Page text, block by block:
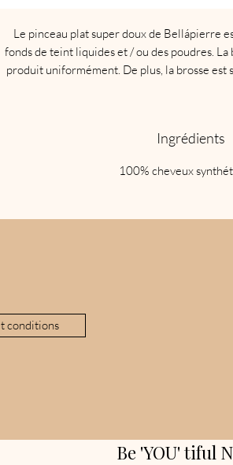
Le pinceau plat super doux de Bellápierre
fonds de teint liquides et / ou des poudres.
produit uniformément. De plus, la brosse est
Ingrédients
100% cheveux
conditions
Be 'YOU' tiful